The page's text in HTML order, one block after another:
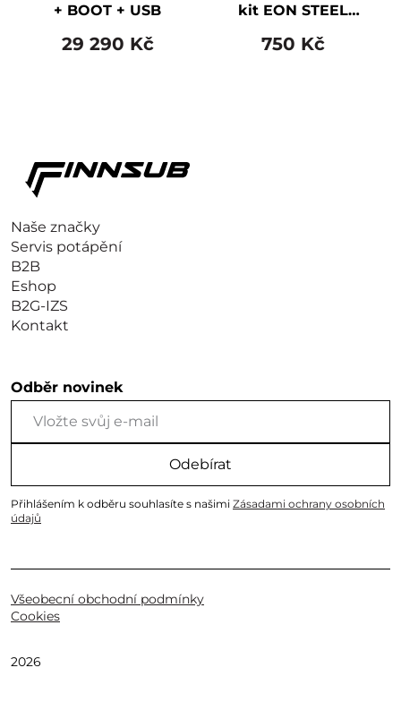
+ BOOT + USB
29 290 Kč
kit EON STEEL
750 Kč
Naše značky
Servis potápění
B2B
Eshop
B2G-IZS
Kontakt
Odběr novinek
Odebírat
Přihlášením k odběru souhlasíte s našimi Zásadami ochrany osobních
údajů
Všeobecní obchodní podmínky
Cookies
2026